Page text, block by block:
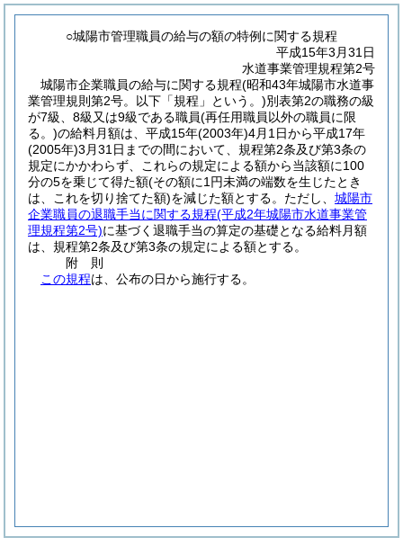
○城陽市管理職員の給与の額の特例に関する規程
平成15年3月31日
水道事業管理規程第2号
城陽市企業職員の給与に関する規程(昭和43年城陽市水道事
業管理規則第2号。以下「規程」という。)別表第2の職務の級
が7級、8級又は9級である職員(再任用職員以外の職員に限
る。)の給料月額は、平成15年(2003年)4月1日から平成17年
(2005年)3月31日までの間において、規程第2条及び第3条の
規定にかかわらず、これらの規定による額から当該額に100
分の5を乗じて得た額(その額に1円未満の端数を生じたとき
は、これを切り捨てた額)を減じた額とする。 ただし、 城陽市
企業職員の退職手当に関する規程(平成2年城陽市水道事業管
理規程第2号)に基づく退職手当の算定の基礎となる給料月額
は、規程第2条及び第3条の規定による額とする。
附 則
この規程は、公布の日から施行する。